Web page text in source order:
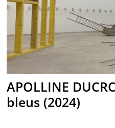
APOLLINE
bleus (2024)